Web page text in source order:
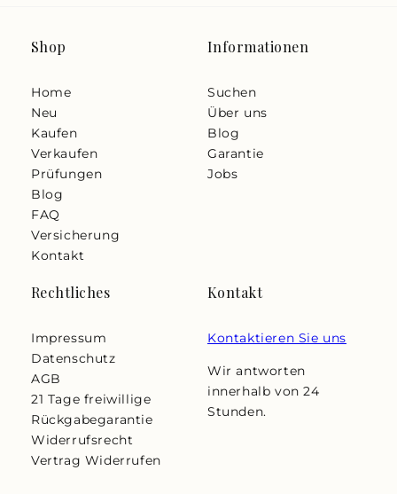
Shop
Home
Neu
Kaufen
Verkaufen
Prüfungen
Blog
FAQ
Versicherung
Kontakt
Informationen
Suchen
Über uns
Blog
Garantie
Jobs
Rechtliches
Impressum
Datenschutz
AGB
21 Tage freiwillige
Rückgabegarantie
Widerrufsrecht
Vertrag Widerrufen
Kontakt
Kontaktieren Sie uns
Wir antworten
innerhalb von 24
Stunden.